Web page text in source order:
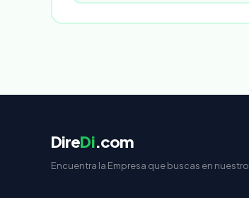
DireDi.com
Encuentra la Empresa que buscas en